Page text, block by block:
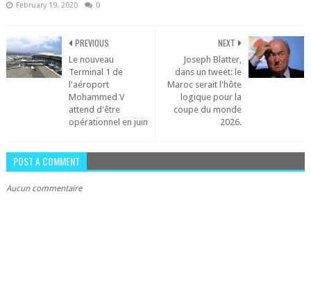
February 19, 2020 0
NEXT
Joseph Blatter,
dans un tweet: le
Maroc serait l'hôte
logique pour la
coupe du monde
2026.
PREVIOUS
Le nouveau
Terminal 1 de
l'aéroport
Mohammed V
attend d'être
opérationnel en juin
POST A COMMENT
Aucun commentaire